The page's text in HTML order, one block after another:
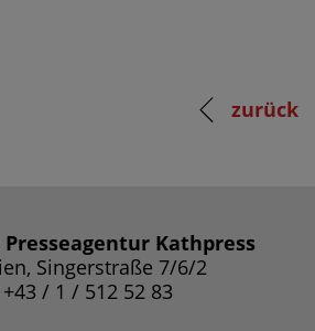
zurück
Kathpress
Singerstraße 7/6/2
/ 1 / 512 52 83